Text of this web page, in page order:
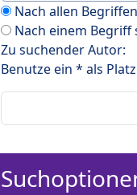
Nach allen
Nach einem Begriff
Zu suchender Autor:
Benutze ein * als